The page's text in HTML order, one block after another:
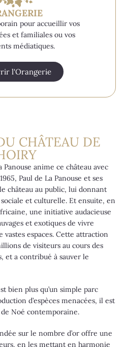
pour accueillir vos
et familiales ou vos
médiatiques.
l'Orangerie
CHÂTEAU DE
anime ce château avec
Paul de La Panouse et ses
château au public, lui donnant
et culturelle. Et ensuite, en
une initiative audacieuse
et exotiques de vivre
espaces. Cette attraction
de visiteurs au cours des
et a contribué à sauver le
bien plus qu’un simple parc
d’espèces menacées, il est
Noé contemporaine.
sur le nombre d’or offre une
en les mettant en harmonie